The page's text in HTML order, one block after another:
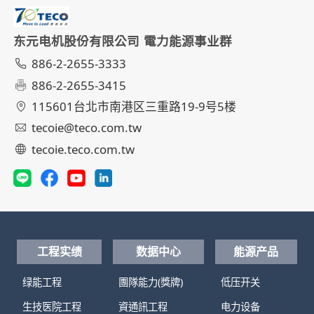
东元电机股份有限公司 電力能源事业群
886-2-2655-3333
886-2-2655-3415
115601台北市南港区三重路19-9号5楼
tecoie@teco.com.tw
tecoie.teco.com.tw
工程实绩
绿能工程
生技医院工程
数据中心
團隊能力(獎牌)
資通訊工程
能源产品
低压开关
电力设备